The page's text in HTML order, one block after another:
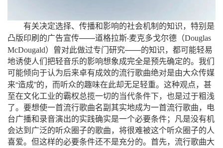
有关决定选择、传播和影响的社会机制的知识，特别是
凸版印刷的广告宣传——道格拉斯·麦克多戈尔德 （Douglas
McDougald） 曾对此做过专门研究——的知识，都可能轻易
地诱使人们把轻音乐的影响想象成完全是预先确定的。我们
可能倾向于认为后来卓有成效的流行歌曲绝对是由大众传媒
来“造成”的，而听众的趣味在此却无足轻重。这种观点，甚
至在文化工业的霸权总揽一切的当代条件下，也是过于粗浅
了。要想使一首流行歌曲名副其实地成为一首流行歌曲，电
台广播和录音演出的实践确实是一个必要条件；凡是没有机
会达到广泛的听众圈子的歌曲，将很难被这个听众圈子的人
喜爱。但这样的必要条件还不是充分的。首先，流行歌曲大